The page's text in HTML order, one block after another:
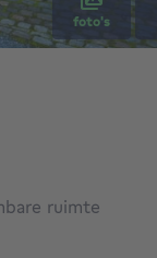
foto's
meters
ruimte
meters